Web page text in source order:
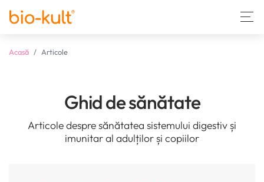
Acasă Articole
Ghid de sănătate
Articole despre sănătatea sistemului digestiv și
imunitar al adulților și copiilor